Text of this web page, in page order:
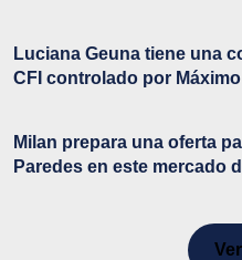
Luciana Geuna tiene una
CFI controlado por
Milan prepara una oferta
Paredes en este mercado